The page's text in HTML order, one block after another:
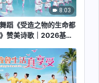
8:03
蹈《受造之物的生命都
赞美诗歌｜2026基督